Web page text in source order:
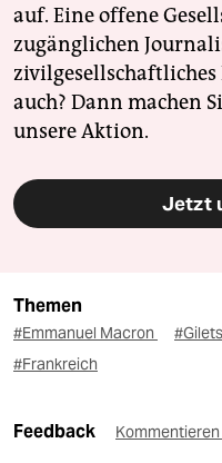
auf. Eine offene
zugänglichen
zivilgesellschaftliches
auch? Dann machen
unsere Aktion.
Jetzt
Themen
#Emmanuel Macron
#Frankreich
Feedback Kommentieren